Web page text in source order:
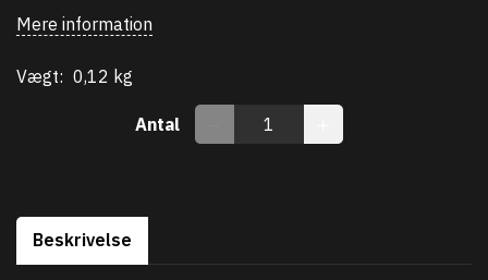
Mere information
Vægt: 0,12 kg
Antal
Beskrivelse